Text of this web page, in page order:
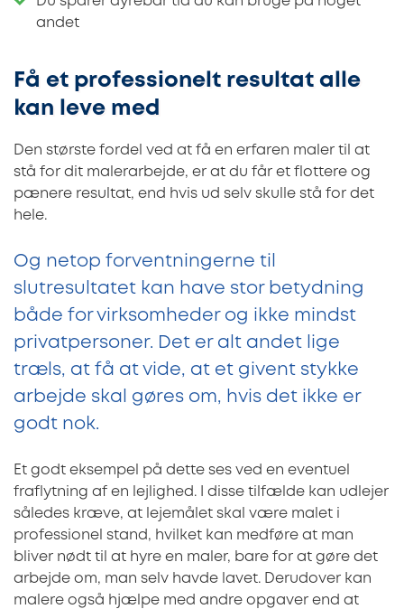
andet
Få et professionelt resultat alle
kan leve med
Den største fordel ved at få en erfaren maler til at
stå for dit malerarbejde, er at du får et flottere og
pænere resultat, end hvis ud selv skulle stå for det
hele.
Og netop forventningerne til
slutresultatet kan have stor betydning
både for virksomheder og ikke mindst
privatpersoner. Det er alt andet lige
træls, at få at vide, at et givent stykke
arbejde skal gøres om, hvis det ikke er
godt nok.
Et godt eksempel på dette ses ved en eventuel
fraflytning af en lejlighed. I disse tilfælde kan udlejer
således kræve, at lejemålet skal være malet i
professionel stand, hvilket kan medføre at man
bliver nødt til at hyre en maler, bare for at gøre det
arbejde om, man selv havde lavet. Derudover kan
malere også hjælpe med andre opgaver end at